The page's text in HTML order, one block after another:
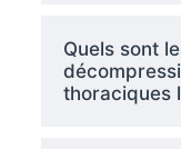
Quels sont
thoraciques